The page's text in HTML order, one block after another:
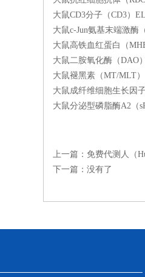
大鼠CD3分子（CD3）
大鼠c-Jun氨基末端激酶
大鼠高铁血红蛋白（
大鼠二胺氧化酶（DAO
大鼠褪黑素（MT/MLT
大鼠成纤维细胞生长因
大鼠分泌型磷脂酶A2（
上一篇： 免费代测人（
下一篇：没有了